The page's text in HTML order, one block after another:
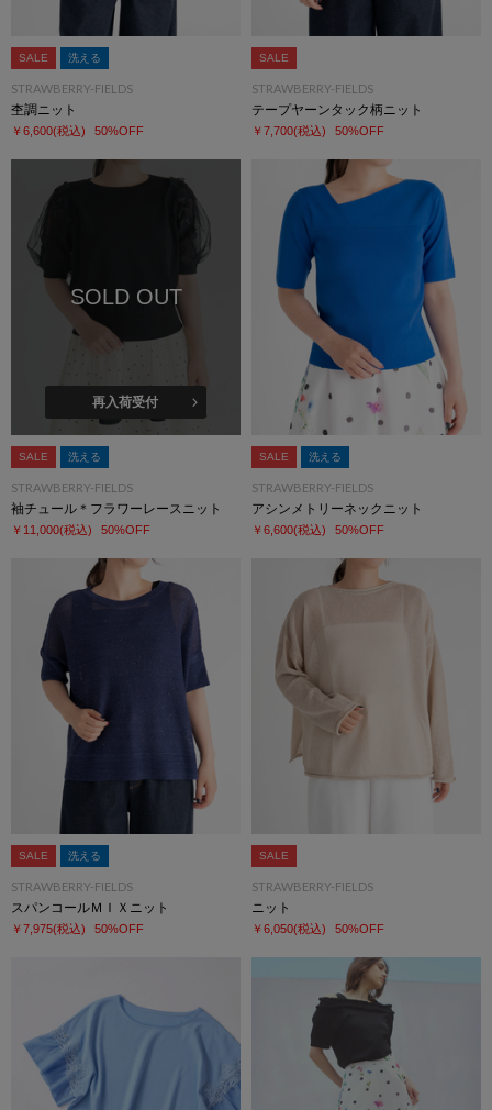
SALE 洗える
STRAWBERRY-FIELDS
杢調ニット
￥6,600(税込) 50%OFF
SALE
STRAWBERRY-FIELDS
テープヤーンタック柄ニット
￥7,700(税込) 50%OFF
SOLD OUT
再入荷受付
SALE 洗える
STRAWBERRY-FIELDS
袖チュール＊フラワーレースニット
￥11,000(税込) 50%OFF
SALE 洗える
STRAWBERRY-FIELDS
アシンメトリーネックニット
￥6,600(税込) 50%OFF
SALE 洗える
STRAWBERRY-FIELDS
スパンコールＭＩＸニット
￥7,975(税込) 50%OFF
SALE
STRAWBERRY-FIELDS
ニット
￥6,050(税込) 50%OFF